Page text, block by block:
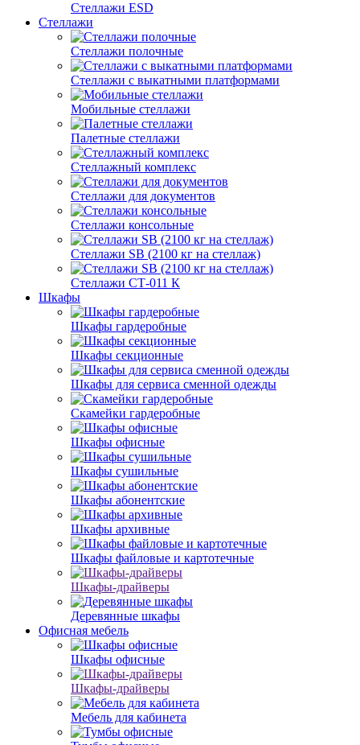
Стеллажи ESD
Стеллажи
Стеллажи полочные
Стеллажи с выкатными платформами
Мобильные стеллажи
Палетные стеллажи
Стеллажный комплекс
Стеллажи для документов
Стеллажи консольные
Стеллажи SB (2100 кг на стеллаж)
Стеллажи СТ-011 К
Шкафы
Шкафы гардеробные
Шкафы секционные
Шкафы для сервиса сменной одежды
Скамейки гардеробные
Шкафы офисные
Шкафы сушильные
Шкафы абонентские
Шкафы архивные
Шкафы файловые и картотечные
Шкафы-драйверы
Деревянные шкафы
Офисная мебель
Шкафы офисные
Шкафы-драйверы
Мебель для кабинета